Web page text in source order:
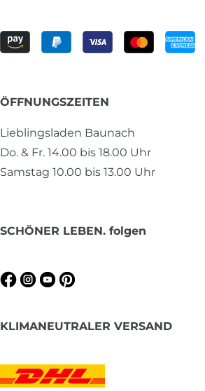
ÖFFNUNGSZEITEN
Lieblingsladen Baunach
Do. & Fr. 14.00 bis 18.00 Uhr
Samstag 10.00 bis 13.00 Uhr
SCHÖNER LEBEN. folgen
KLIMANEUTRALER VERSAND